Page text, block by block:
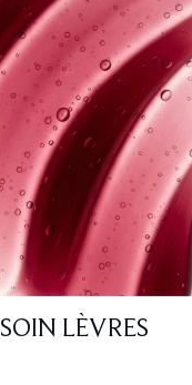
SOIN LÈVRES